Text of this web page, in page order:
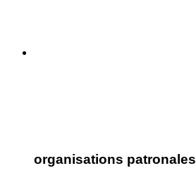
organisations patronales